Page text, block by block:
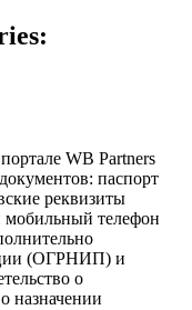
WB Partners
паспорт
реквизиты
мобильный телефон
(ОГРНИП) и
о
назначении